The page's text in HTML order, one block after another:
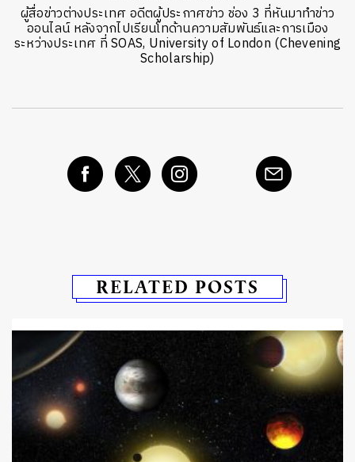
ผู้สื่อข่าวต่างประเทศ อดีตผู้ประกาศข่าว ช่อง 3 ที่หันมาทำข่าว
ออนไลน์ หลังจากไปเรียนโทด้านความสัมพันธ์และการเมือง
ระหว่างประเทศ ที่ SOAS, University of London (Chevening
Scholarship)
RELATED POSTS